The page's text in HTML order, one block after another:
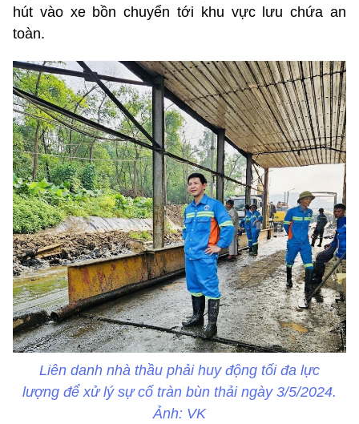
hút vào xe bồn chuyển tới khu vực lưu chứa an
toàn.
Liên danh nhà thầu phải huy động tối đa lực
lượng để xử lý sự cố tràn bùn thải ngày 3/5/2024.
Ảnh: VK